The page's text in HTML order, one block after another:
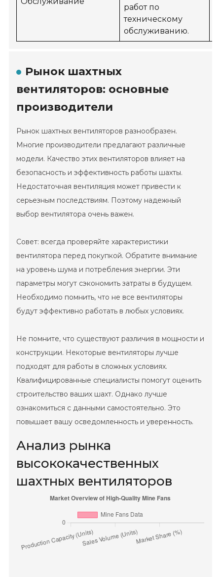
работ по
техническому
обслуживанию.
Рынок шахтных
вентиляторов: основные
производители
Рынок шахтных вентиляторов разнообразен.
Многие производители предлагают различные
модели. Качество этих вентиляторов влияет на
безопасность и эффективность работы шахты.
Недостаточная вентиляция может привести к
серьезным последствиям. Поэтому надежный
выбор вентилятора очень важен.
Совет: всегда проверяйте характеристики
вентилятора перед покупкой. Обратите внимание
на уровень шума и потребления энергии. Эти
параметры могут сэкономить затраты в будущем.
Необходимо помнить, что не все вентиляторы
будут эффективно работать в любых условиях.
Не помните, что существуют различия в мощности и
конструкции. Некоторые вентиляторы лучше
подходят для работы в сложных условиях.
Квалифицированные специалисты помогут оценить
строительство ваших шахт. Однако лучше
ознакомиться с данными самостоятельно. Это
повышает вашу осведомленность и уверенность.
Анализ рынка
высококачественных
шахтных вентиляторов